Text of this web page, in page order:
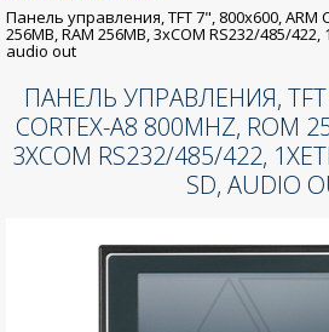
Панель управления, TFT 7", 800x600, ARM
256MB, RAM 256MB, 3xCOM RS232/485/422,
audio out
ПАНЕЛЬ УПРАВЛЕНИЯ, TFT
CORTEX-A8 800MHZ, ROM
3XCOM RS232/485/422,
SD, AUDIO